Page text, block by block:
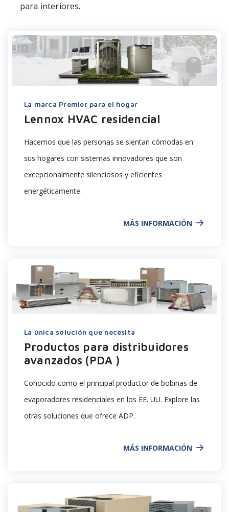
para interiores.
La marca Premier para el hogar
Lennox HVAC residencial
Hacemos que las personas se sientan cómodas en
sus hogares con sistemas innovadores que son
excepcionalmente silenciosos y eficientes
energéticamente.
MÁS INFORMACIÓN
La única solución que necesita
Productos para distribuidores
avanzados (PDA )
Conocido como el principal productor de bobinas de
evaporadores residenciales en los EE. UU. Explore las
otras soluciones que ofrece ADP.
MÁS INFORMACIÓN